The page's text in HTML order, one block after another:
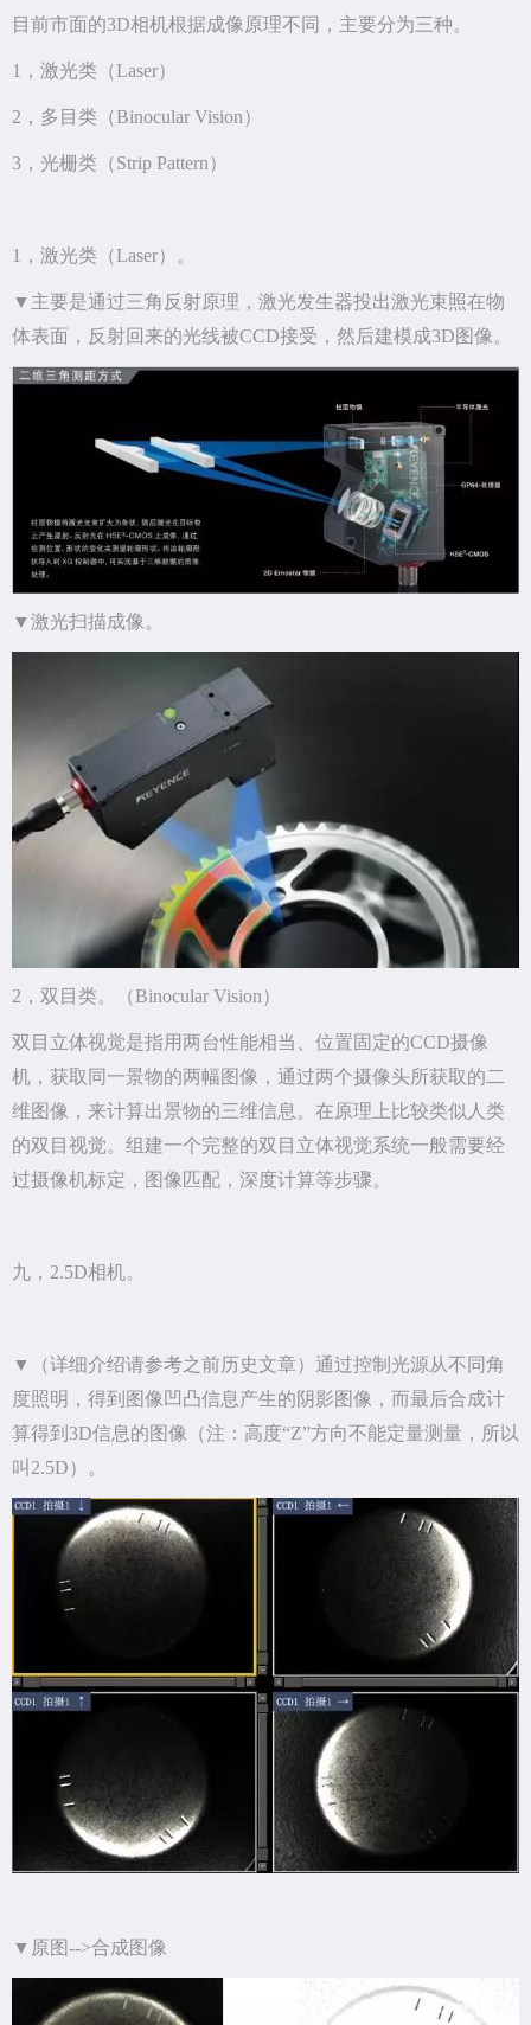
目前市面的3D相机根据成像原理不同，主要分为三种。
1，激光类（Laser）
2，多目类（Binocular Vision）
3，光栅类（Strip Pattern）
1，激光类（Laser）。
▼主要是通过三角反射原理，激光发生器投出激光束照在物
体表面，反射回来的光线被CCD接受，然后建模成3D图像。
▼激光扫描成像。
2，双目类。（Binocular Vision）
双目立体视觉是指用两台性能相当、位置固定的CCD摄像
机，获取同一景物的两幅图像，通过两个摄像头所获取的二
维图像，来计算出景物的三维信息。在原理上比较类似人类
的双目视觉。组建一个完整的双目立体视觉系统一般需要经
过摄像机标定，图像匹配，深度计算等步骤。
九，2.5D相机。
▼（详细介绍请参考之前历史文章）通过控制光源从不同角
度照明，得到图像凹凸信息产生的阴影图像，而最后合成计
算得到3D信息的图像（注：高度“Z”方向不能定量测量，所以
叫2.5D）。
▼原图-->合成图像